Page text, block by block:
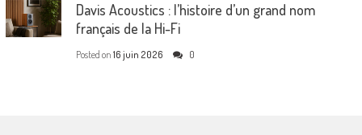
Davis Acoustics : l’histoire d’un grand nom
français de la Hi-Fi
Posted on 16 juin 2026 0